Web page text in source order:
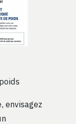
envisagez